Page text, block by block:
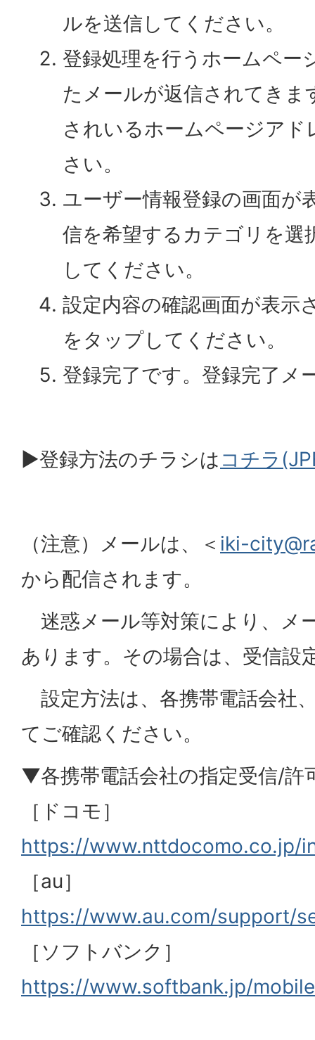
ルを送信してください。
登録処理を行うホームペー
たメールが返信されてきま
されいるホームページア
さい。
ユーザー情報登録の画面が
信を希望するカテゴリを
してください。
設定内容の確認画面が表示
をタップしてください。
登録完了です。登録完了メ
▶登録方法のチラシは コチラ
（注意）メールは、＜ iki-
から配信されます。
迷惑メール等対策により、メ
あります。その場合は、受信設
設定方法は、各携帯電話会社
てご確認ください。
▼各携帯電話会社の指定受信/
［ドコモ］
https://www.nttdocomo.co.jp/
［au］
https://www.au.com/support/
［ソフトバンク］
https://www.softbank.jp/